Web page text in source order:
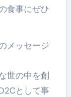
食事にぜひ
メッセージ
世の中を創
として事